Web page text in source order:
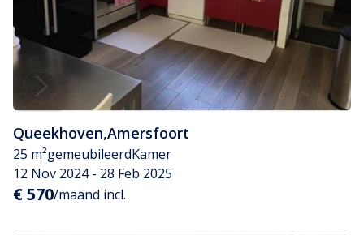
Queekhoven,Amersfoort
25 m²gemeubileerdKamer
12 Nov 2024 - 28 Feb 2025
€ 570/maand incl.